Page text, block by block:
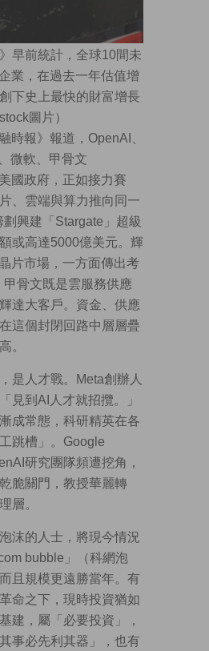
早前統計，全球10間未
業，在過去一年估值增
下史上最快的財富增長
圖片）
時報》報道，OpenAI、
微軟、甲骨文
國政府，正如接力賽
、雲端與算力推向同一
興建「Stargate」超級
或高達5000億美元。輝
片市場，一方面傳出考
甲骨文既是雲服務供應
達大客戶。資金、供應
這個封閉回路中層層疊
。
是人才戰。Meta創辦人
見到AI人才就招攬。」
成常態，科研精英在各
跳槽」。Google
研究團隊頻遭挖角，
脆關門，教授華麗轉
層。
沫的人士，將現今情況
bubble」（科網泡
且規模更遠勝當年。有
命之下，現時投資猶如
建，屬「必要投資」，
事必先利其器」，也有